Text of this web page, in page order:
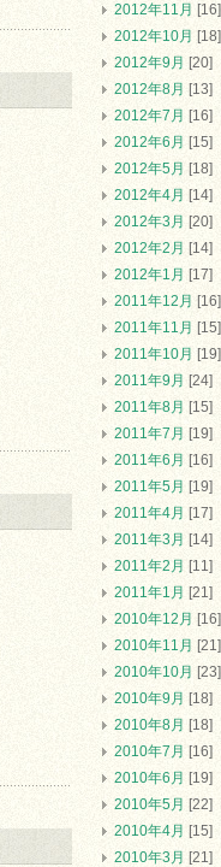
2012年11月 [16]
2012年10月 [18]
2012年9月 [20]
2012年8月 [13]
2012年7月 [16]
2012年6月 [15]
2012年5月 [18]
2012年4月 [14]
2012年3月 [20]
2012年2月 [14]
2012年1月 [17]
2011年12月 [16]
2011年11月 [15]
2011年10月 [19]
2011年9月 [24]
2011年8月 [15]
2011年7月 [19]
2011年6月 [16]
2011年5月 [19]
2011年4月 [17]
2011年3月 [14]
2011年2月 [11]
2011年1月 [21]
2010年12月 [16]
2010年11月 [21]
2010年10月 [23]
2010年9月 [18]
2010年8月 [18]
2010年7月 [16]
2010年6月 [19]
2010年5月 [22]
2010年4月 [15]
2010年3月 [21]